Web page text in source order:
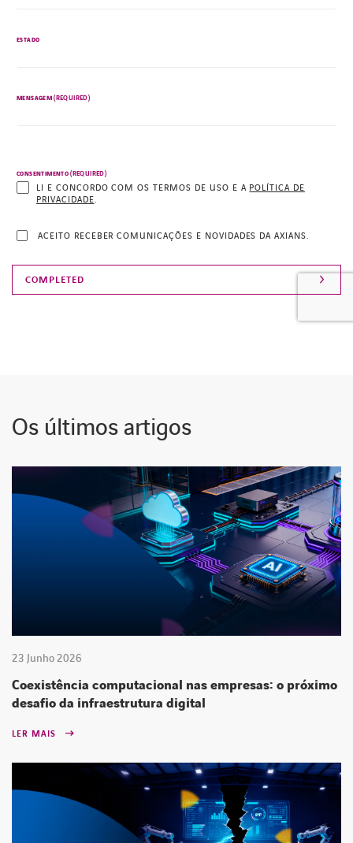
ESTADO
MENSAGEM (REQUIRED)
CONSENTIMENTO (REQUIRED)
LI E CONCORDO COM OS TERMOS DE USO E A POLÍTICA DE
PRIVACIDADE.
ACEITO RECEBER COMUNICAÇÕES E NOVIDADES DA AXIANS.
Os últimos artigos
23 Junho 2026
Coexistência computacional nas empresas: o próximo
desafio da infraestrutura digital
LER MAIS